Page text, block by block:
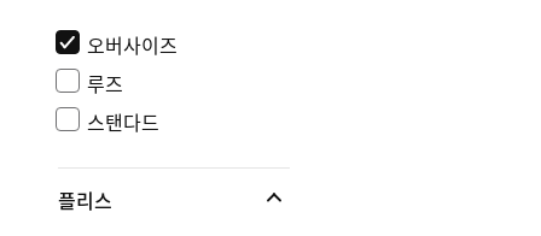
오버사이즈
루즈
스탠다드
플리스